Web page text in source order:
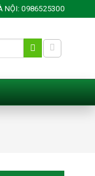
NỘI: 0986525300